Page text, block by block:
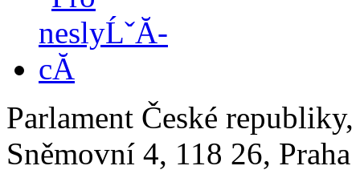
Parlament České
Sněmovní 4, 118 26,